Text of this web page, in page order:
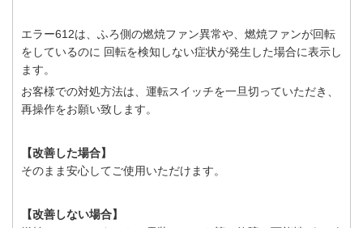
エラー612は、ふろ側の燃焼ファン異常や、燃焼ファンが回転
をしているのに 回転を検知しない症状が発生した場合に表示し
ます。
お客様での対処方法は、運転スイッチを一旦切っていただき、
再操作をお願い致します。
【改善した場合】
そのまま安心してご使用いただけます。
【改善しない場合】